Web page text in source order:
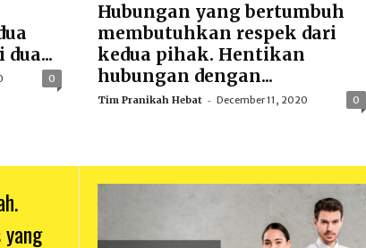
0
Hubungan yang bertumbuh
membutuhkan respek dari
kedua pihak. Hentikan
hubungan dengan...
Tim Pranikah Hebat - December 11, 2020 0